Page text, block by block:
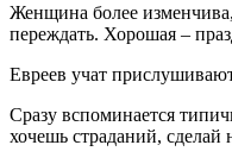
Женщина более
переждать. Хорошая –
Евреев учат
Сразу вспоминается
хочешь страданий,